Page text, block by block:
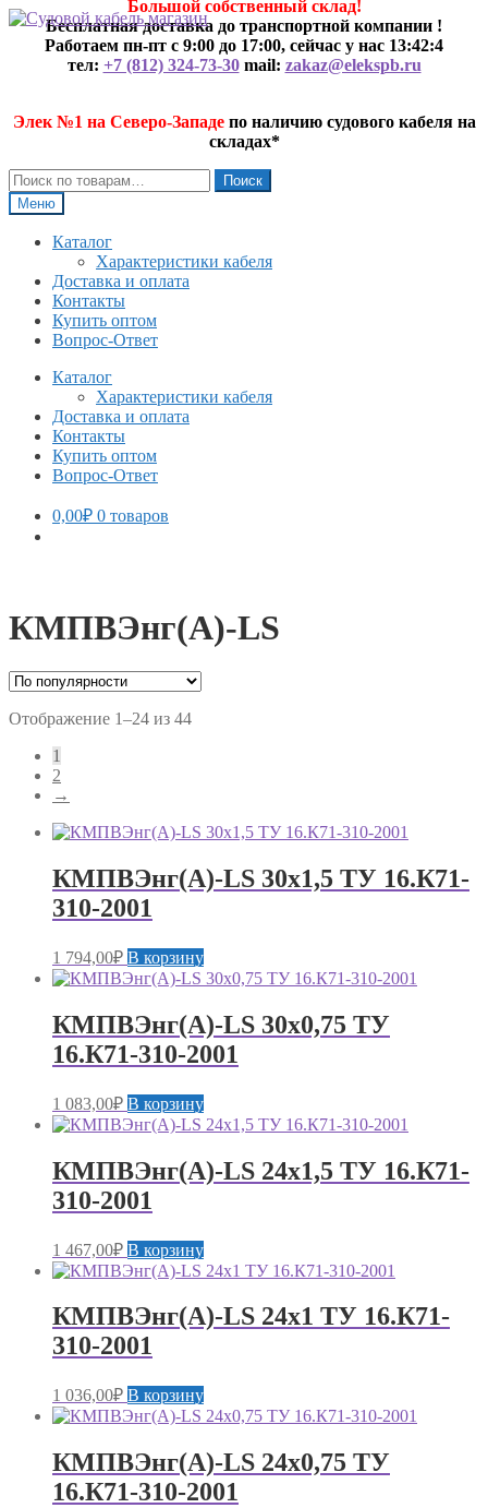
Перейти
навигации
Перейти
содержимому
Большой собственный склад!
Бесплатная доставка до транспортной компании !
Работаем пн-пт с 9:00 до 17:00, сейчас у нас 13:42:4
тел: +7 (812) 324-73-30mail: zakaz@elekspb.ru
Элек №1 на Северо-Западепо наличию судового кабеля на
складах*
Искать:
Поиск
Меню
Каталог
Характеристики кабеля
Доставка и оплата
Контакты
Купить оптом
Вопрос-Ответ
Каталог
Характеристики кабеля
Доставка и оплата
Контакты
Купить оптом
Вопрос-Ответ
0,00₽ 0 товаров
КМПВЭнг(А)-LS
Отображение 1–24 из 44Сортировка:
1
2
→
КМПВЭнг(А)-LS 30х1,5 ТУ 16.К71-
310-2001
1 794,00₽ В корзину
КМПВЭнг(А)-LS 30х0,75 ТУ
16.К71-310-2001
1 083,00₽ В корзину
КМПВЭнг(А)-LS 24х1,5 ТУ 16.К71-
310-2001
1 467,00₽ В корзину
КМПВЭнг(А)-LS 24х1 ТУ 16.К71-
310-2001
1 036,00₽ В корзину
КМПВЭнг(А)-LS 24х0,75 ТУ
16.К71-310-2001